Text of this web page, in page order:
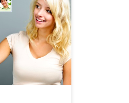
tu perfil con
que tengas
plus. En este
tu perfil con el
las búsquedas de